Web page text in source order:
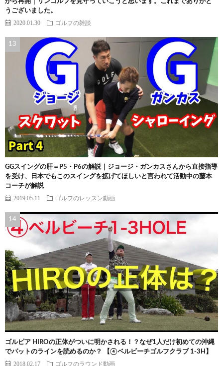
から再開｜リンゴルフを見守っていこうと思います。これまでありがと
うございました。
2020.01.30 ゴルフの雑談
GGスイングの肝＝P5・P6の解説｜ジョージ・ガンカスさんから直接指導
を受け、日本でもこのスイングを拡げてほしいと言われて活動中の藤本
コーチが解説
2019.05.11 ゴルフのレッスン動画
ゴルピア HIROの正体がついに明かされる！？なぜ1人だけ初めての沖縄
でパットのラインを読めるのか？ 【④ベルビーチゴルフクラブ 1-3H】
2018.02.17 ゴルフのラウンド動画